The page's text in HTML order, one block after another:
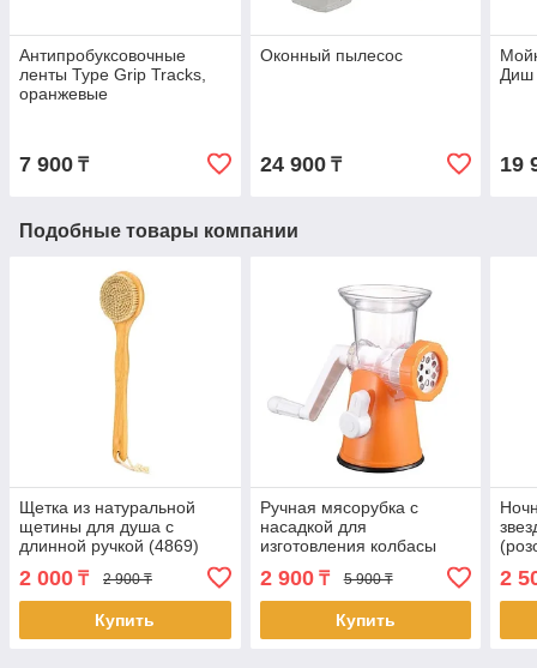
Антипробуксовочные
ленты Type Grip Tracks,
оранжевые
7 900 ₸
Оконный пылесос
24 900₸
Диш
19
Подобные товары компании
Щетка из натуральной
щетины для душа с
длинной ручкой (4869)
2 000 ₸ 2 900 ₸
Купить
Ручная мясорубка с
насадкой для
изготовления колбасы
2 900₸ 5 900 ₸
Купить
2